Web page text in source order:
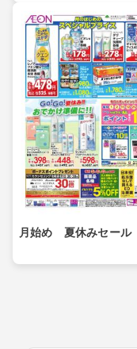
月始め 夏休みセール